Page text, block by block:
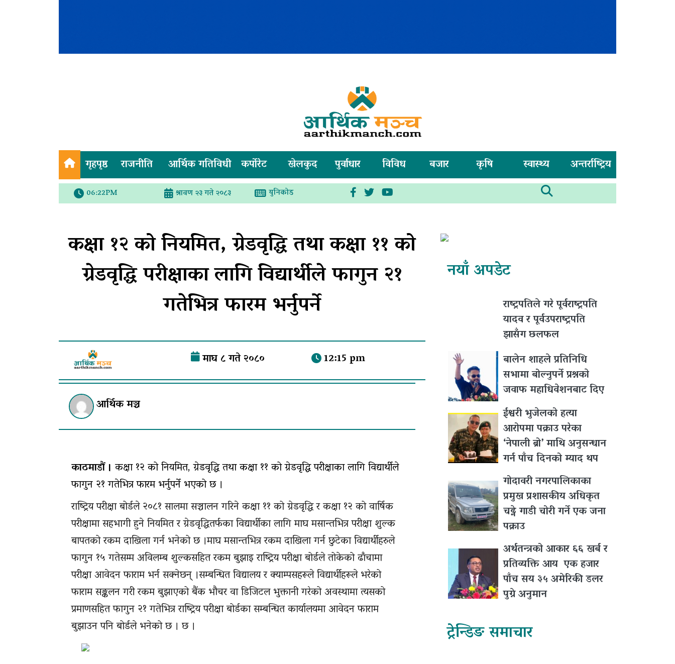
गृहपृष्ठ राजनीति आर्थिक गतिविधी कर्पोरेट खेलकुद पुर्वाधार विविध बजार कृषि स्वास्थ्य अन्तर्राष्ट्रिय
06:22PM श्रावण २३ गते २०८३ युनिकोड
कक्षा १२ को नियमित, ग्रेडवृद्धि तथा कक्षा ११ को
ग्रेडवृद्धि परीक्षाका लागि विद्यार्थीले फागुन २१
गतेभित्र फारम भर्नुपर्ने
माघ ८ गते २०८० 12:15 pm
आर्थिक मञ्च
काठमाडौं । कक्षा १२ को नियमित, ग्रेडवृद्धि तथा कक्षा ११ को ग्रेडवृद्धि परीक्षाका लागि विद्यार्थीले
फागुन २१ गतेभित्र फारम भर्नुपर्ने भएको छ ।
राष्ट्रिय परीक्षा बोर्डले २०८१ सालमा सञ्चालन गरिने कक्षा ११ को ग्रेडवृद्धि र कक्षा १२ को वार्षिक
परीक्षामा सहभागी हुने नियमित र ग्रेडवृद्धितर्फका विद्यार्थीका लागि माघ मसान्तभित्र परीक्षा शुल्क
बापतको रकम दाखिला गर्न भनेको छ ।माघ मसान्तभित्र रकम दाखिला गर्न छुटेका विद्यार्थीहरुले
फागुन १५ गतेसम्म अविलम्ब शुल्कसहित रकम बुझाइ राष्ट्रिय परीक्षा बोर्डले तोकेको ढाँचामा
परीक्षा आवेदन फाराम भर्न सक्नेछन् ।सम्बन्धित विद्यालय र क्याम्पसहरूले विद्यार्थीहरूले भरेको
फाराम सङ्कलन गरी रकम बुझाएको बैंक भौचर वा डिजिटल भुक्तानी गरेको अवस्थामा त्यसको
प्रमाणसहित फागुन २१ गतेभित्र राष्ट्रिय परीक्षा बोर्डका सम्बन्धित कार्यालयमा आवेदन फाराम
बुझाउन पनि बोर्डले भनेको छ । छ ।
नयाँ अपडेट
राष्ट्रपतिले गरे पूर्वराष्ट्रपति
यादव र पूर्वउपराष्ट्रपति
झासँग छलफल
बालेन शाहले प्रतिनिधि
सभामा बोल्नुपर्ने प्रश्नकाे
जवाफ महाधिवेशनबाट दिए
ईश्वरी भुजेलको हत्या
आरोपमा पक्राउ परेका
‘नेपाली ब्रो’ माथि अनुसन्धान
गर्न पाँच दिनको म्याद थप
गोदावरी नगरपालिकाका
प्रमुख प्रशासकीय अधिकृत
चढ्ने गाडी चोरी गर्ने एक जना
पक्राउ
अर्थतन्त्रको आकार ६६ खर्ब र
प्रतिव्यक्ति आय एक हजार
पाँच सय ३५ अमेरिकी डलर
पुग्ने अनुमान
ट्रेन्डिङ समाचार